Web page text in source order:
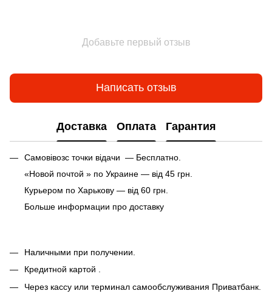
Добавьте первый отзыв
Написать отзыв
Доставка Оплата Гарантия
Самовівозс точки відачи — Бесплатно.
«Новой почтой » по Украине — від 45 грн.
Курьером по Харькову — від 60 грн.
Больше информации про доставку
Наличными при получении.
Кредитной картой .
Через кассу или терминал самообслуживания Приватбанк.